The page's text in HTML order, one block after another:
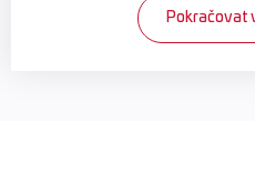
Pokračovat